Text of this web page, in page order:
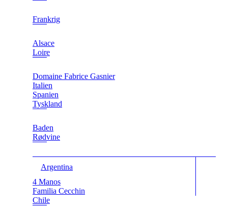
Frankrig
Alsace
Loire
Domaine Fabrice Gasnier
Italien
Spanien
Tyskland
Baden
Rødvine
Argentina
4 Manos
Familia Cecchin
Chile